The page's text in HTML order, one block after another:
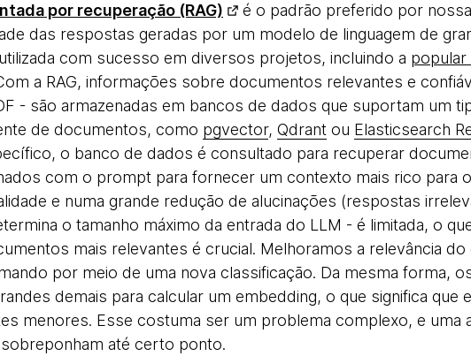
por recuperação (RAG)
é o padrão preferido por
das respostas geradas por um modelo de linguagem de
com sucesso em diversos projetos, incluindo a popular
a RAG, informações sobre documentos relevantes e
- são armazenadas em bancos de dados que suportam um
de documentos, como pgvector, Qdrant ou Elasticsearch
o banco de dados é consultado para recuperar
com o prompt para fornecer um contexto mais rico para
e numa grande redução de alucinações (respostas
o tamanho máximo da entrada do LLM - é limitada, o
mais relevantes é crucial. Melhoramos a relevância
por meio de uma nova classificação. Da mesma forma,
demais para calcular um embedding, o que significa que
menores. Esse costuma ser um problema complexo, e uma
até certo ponto.